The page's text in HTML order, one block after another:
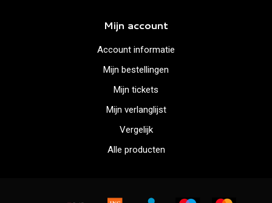
Mijn account
Account informatie
Mijn bestellingen
Mijn tickets
Mijn verlanglijst
Vergelijk
Alle producten